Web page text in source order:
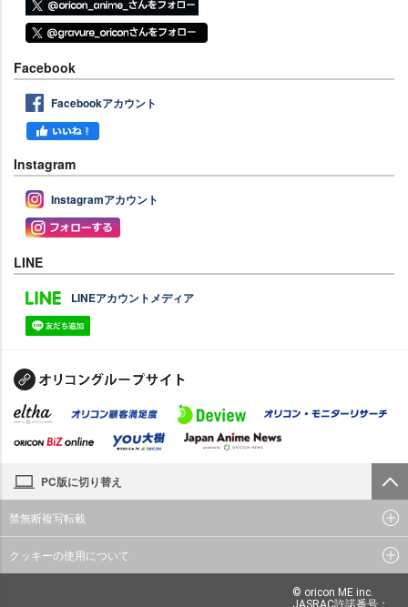
Facebook
Facebookアカウント
Instagram
Instagramアカウント
LINE
LINEアカウントメディア
PC版に切り替え
禁無断複写転載
クッキーの使用について
© oricon ME inc.
JASRAC許諾番号：